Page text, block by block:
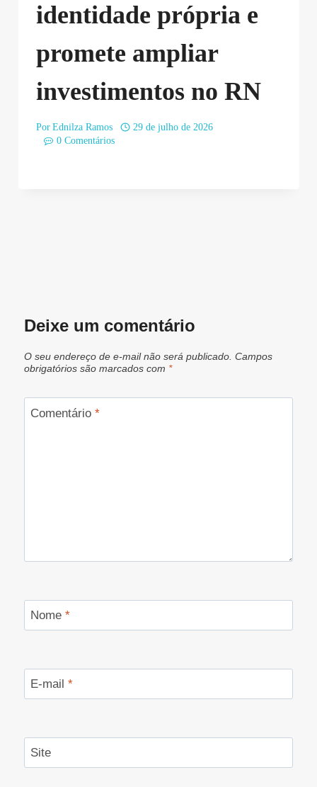
identidade própria e
promete ampliar
investimentos no RN
Por Ednilza Ramos
29 de julho de 2026
0 Comentários
Deixe um comentário
O seu endereço de e-mail não será publicado. Campos
obrigatórios são marcados com *
Comentário *
Nome *
E-mail *
Site